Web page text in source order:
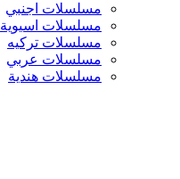
مسلسلات اجنبي
مسلسلات اسيوية
مسلسلات تركيه
مسلسلات عربي
مسلسلات هندية